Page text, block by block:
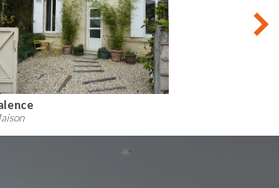
Mérignac
Maison